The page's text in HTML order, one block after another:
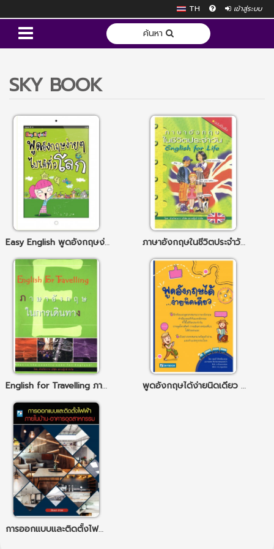
TH เข้าสู่ระบบ
ค้นหา
SKY BOOK
Easy English พูดอังกฤษง่ายๆไปได้ทั่วโลก ภาษาอังกฤษในชีวิตประจำวัน English for life
English for Travelling ภาษาอังกฤษในการเดินทาง พูดอังกฤษได้ง่ายนิดเดียว NEW
การออกแบบและติดตั้งไฟฟ้าภายในบ้าน-อาคาร อุตสาหกรรม